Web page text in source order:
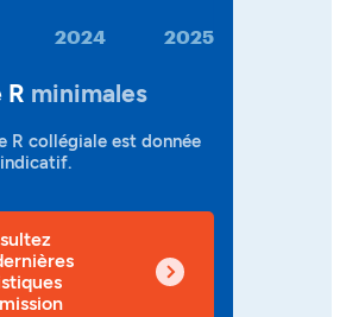
2024 2025
R minimales
R collégiale est donnée